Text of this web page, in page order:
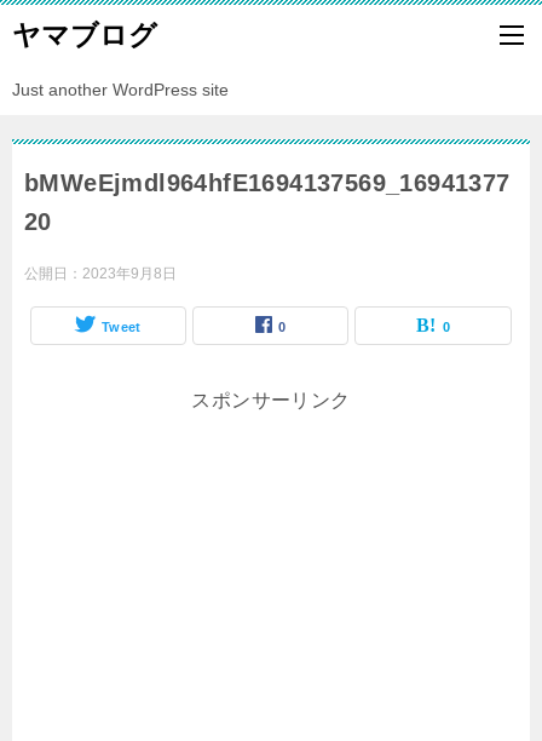
ヤマブログ
Just another WordPress site
bMWeEjmdl964hfE1694137569_16941377
20
公開日： 2023年9月8日
Tweet 0 0
スポンサーリンク